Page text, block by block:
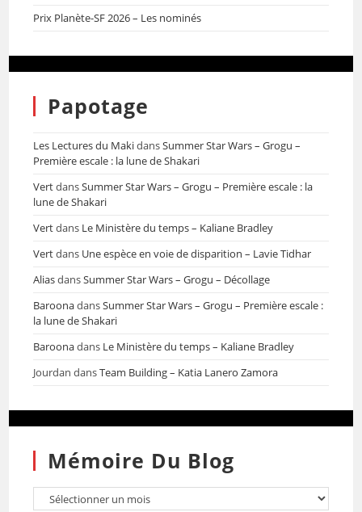
Prix Planète-SF 2026 – Les nominés
Papotage
Les Lectures du MakidansSummer Star Wars – Grogu –
Première escale : la lune de Shakari
VertdansSummer Star Wars – Grogu – Première escale : la
lune de Shakari
Vertdans Le Ministère du temps – Kaliane Bradley
Vertdans Une espèce en voie de disparition – Lavie Tidhar
AliasdansSummer Star Wars – Grogu – Décollage
BaroonadansSummer Star Wars – Grogu – Première escale :
la lune de Shakari
Baroonadans Le Ministère du temps – Kaliane Bradley
Jourdan dansTeam Building – Katia Lanero Zamora
Mémoire Du Blog